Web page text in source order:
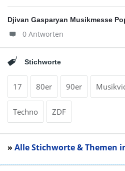
Djivan Gasparyan Musikmesse
0 Antworten
Stichworte
17 80er 90er
Techno ZDF
» Alle Stichworte & Themen